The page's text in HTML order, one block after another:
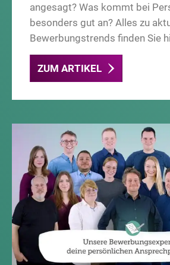
angesagt? Was kommt bei
besonders gut an? Alles zu
Bewerbungstrends finden Sie
ZUM ARTIKEL